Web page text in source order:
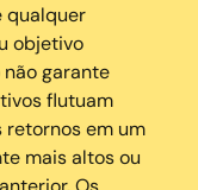
qualquer
objetivo
garante
flutuam
em um
mais altos ou